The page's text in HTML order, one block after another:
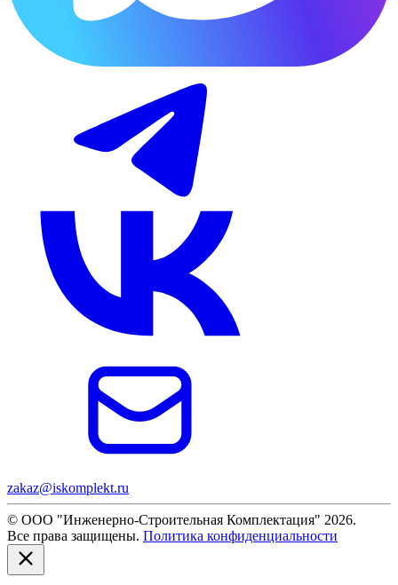
zakaz@iskomplekt.ru
© ООО "Инженерно-Строительная Комплектация" 2026.
Все права защищены. Политика конфиденциальности